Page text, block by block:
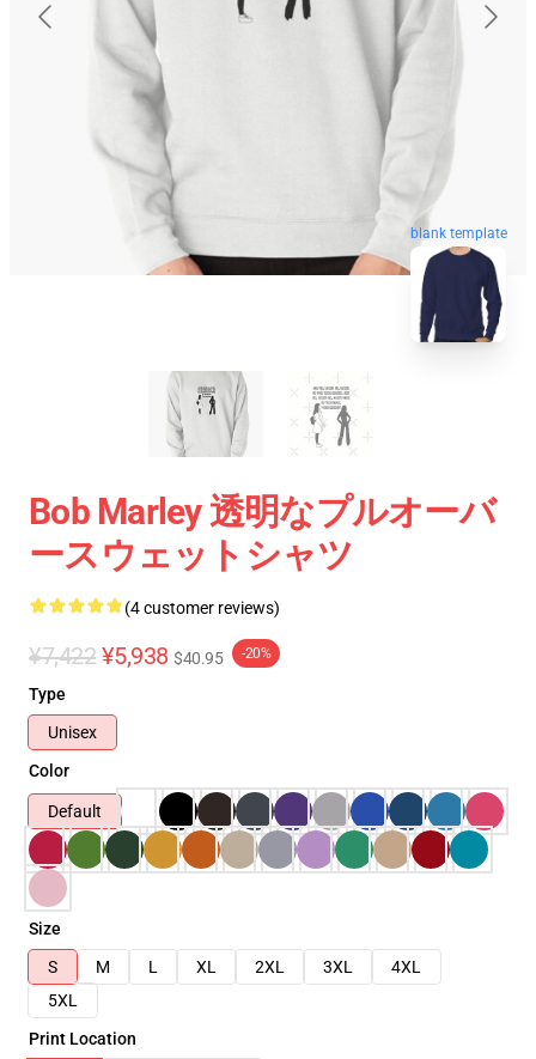
blank template
Bob Marley 透明なプルオーバ
ースウェットシャツ
(4 customer reviews)
¥7,422 ¥5,938 $40.95 -20%
Type
Unisex
Color
Default
Size
S
M L XL 2XL 3XL
4XL
5XL
Print Location